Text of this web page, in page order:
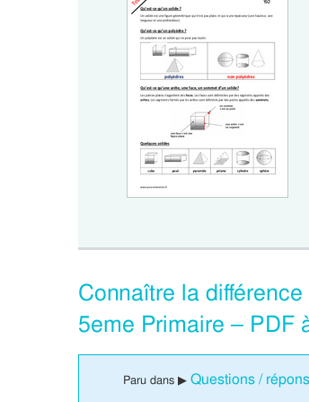
Connaître la
5eme Primaire – PDF
Paru dans ▶ Questions /